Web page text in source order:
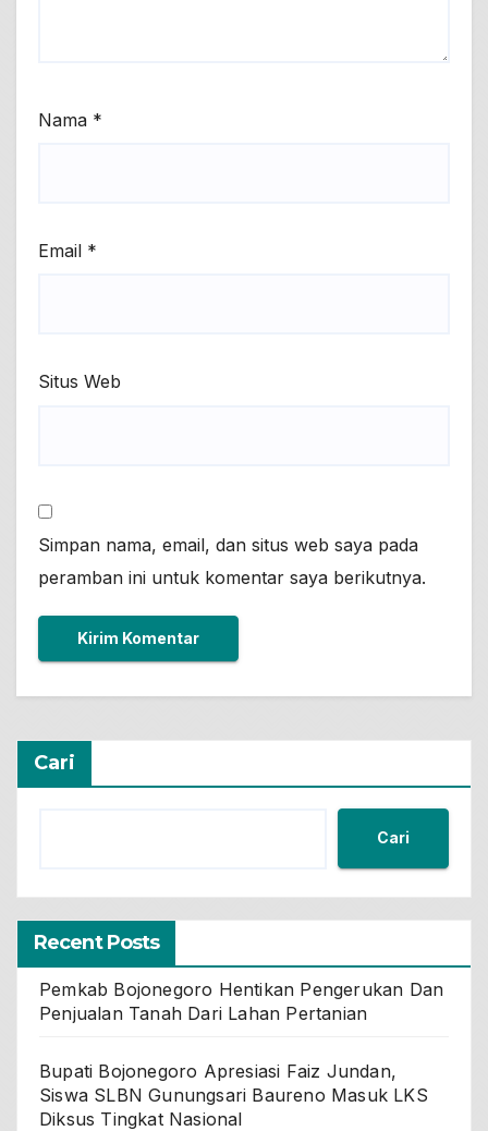
Nama *
Email *
Situs Web
Simpan nama, email, dan situs web saya pada
peramban ini untuk komentar saya berikutnya.
Cari
Cari
Recent Posts
Pemkab Bojonegoro Hentikan Pengerukan Dan
Penjualan Tanah Dari Lahan Pertanian
Bupati Bojonegoro Apresiasi Faiz Jundan,
Siswa SLBN Gunungsari Baureno Masuk LKS
Diksus Tingkat Nasional